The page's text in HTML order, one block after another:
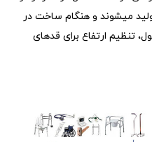
میشوند و هنگام ساخت در
تنظیم ارتفاع برای قدهای